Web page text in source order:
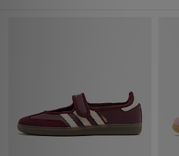
Kinder